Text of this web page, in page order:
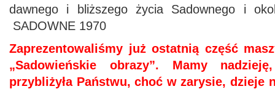
dawnego i bliższego życia Sadownego i
SADOWNE 1970
Zaprezentowaliśmy już ostatnią część
„Sadowieńskie obrazy”. Mamy
przybliżyła Państwu, choć w zarysie, dzieje